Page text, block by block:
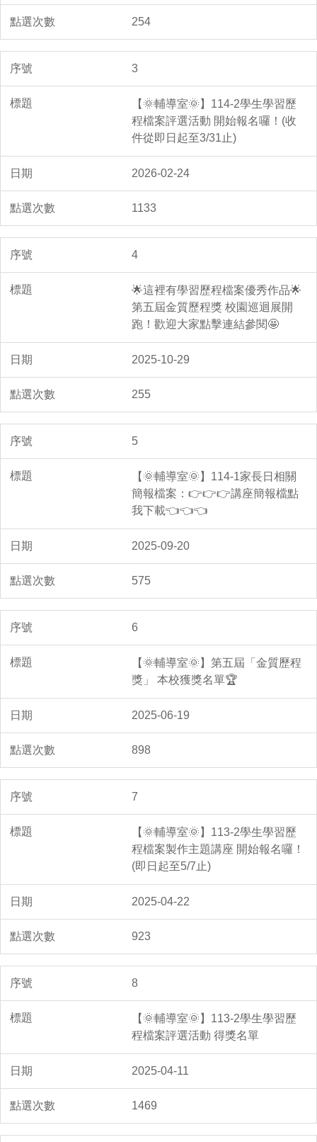
254
3
【🌞輔導室🌞】114-2學生學習歷
程檔案評選活動 開始報名囉！(收
件從即日起至3/31止)
2026-02-24
1133
4
🌟這裡有學習歷程檔案優秀作品🌟
第五屆金質歷程獎 校園巡迴展開
跑！歡迎大家點擊連結參閱🤩
2025-10-29
255
5
【🌞輔導室🌞】114-1家長日相關
簡報檔案：👉👉👉講座簡報檔點
我下載👈👈👈
2025-09-20
575
6
【🌞輔導室🌞】第五屆「金質歷程
獎」 本校獲獎名單🏆
2025-06-19
898
7
【🌞輔導室🌞】113-2學生學習歷
程檔案製作主題講座 開始報名囉！
(即日起至5/7止)
2025-04-22
923
8
【🌞輔導室🌞】113-2學生學習歷
程檔案評選活動 得獎名單
2025-04-11
1469